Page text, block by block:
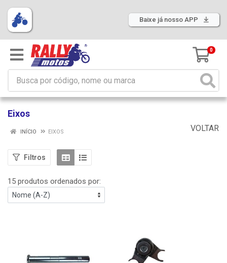
Baixe já nosso APP
0
Eixos
VOLTAR
INÍCIO EIXOS
Filtros
15 produtos ordenados por: